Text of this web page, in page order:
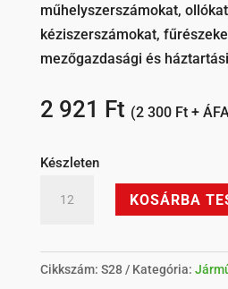
műhelyszerszámokat,
kéziszerszámokat,
mezőgazdasági és
2 921 Ft (2 300 Ft+
Készleten
KOSÁRBA
Cikkszám: S28 Kategória: